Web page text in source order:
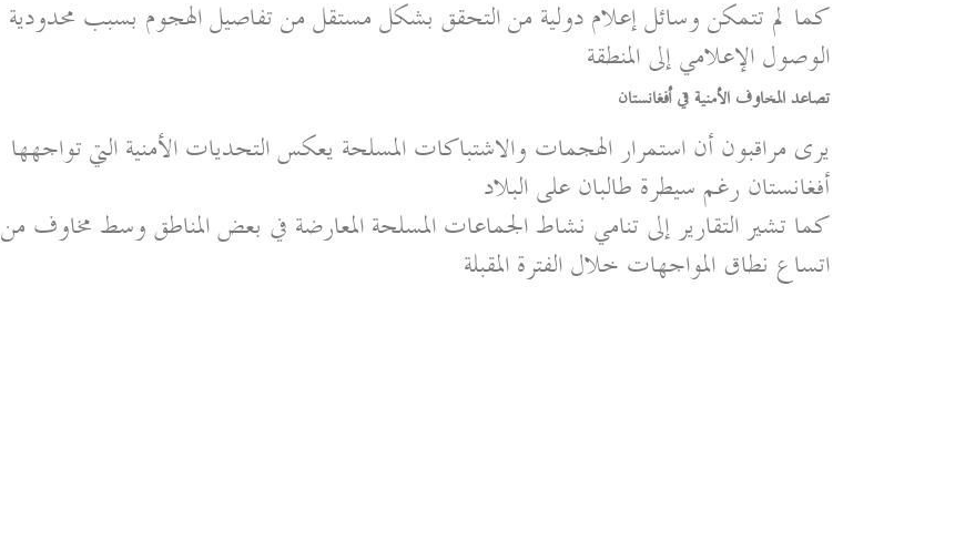
كما لم تتمكن وسائل إعلام دولية من التحقق بشكل مستقل من تفاصيل الهجوم بسبب محدودية
الوصول الإعلامي إلى المنطقة
تصاعد المخاوف الأمنية في أفغانستان
يرى مراقبون أن استمرار الهجمات والاشتباكات المسلحة يعكس التحديات الأمنية التي تواجهها
أفغانستان رغم سيطرة طالبان على البلاد
كما تشير التقارير إلى تنامي نشاط الجماعات المسلحة المعارضة في بعض المناطق وسط مخاوف من
اتساع نطاق المواجهات خلال الفترة المقبلة